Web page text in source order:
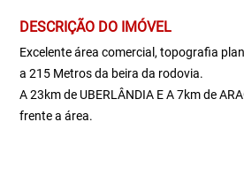
DESCRIÇÃO DO IMÓVEL
Excelente área comercial, topografia
a 215 Metros da beira da rodovia.
A 23km de UBERLÂNDIA E A 7km de
frente a área.